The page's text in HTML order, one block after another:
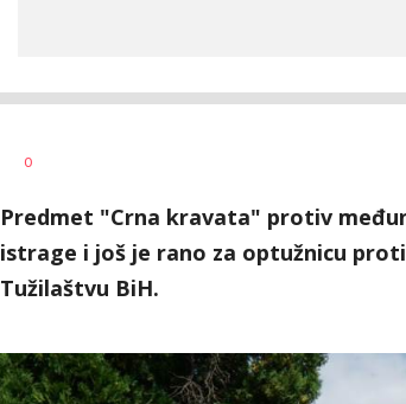
AUTOR
0
Predmet "Crna kravata" protiv
istrage i još je rano za optužnicu
Tužilaštvu BiH.